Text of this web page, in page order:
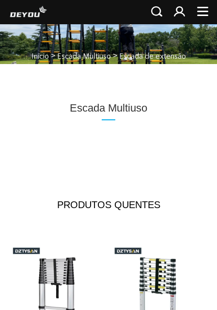
Início>Escada Multiuso>Escada de extensão
Escada Multiuso
PRODUTOS QUENTES